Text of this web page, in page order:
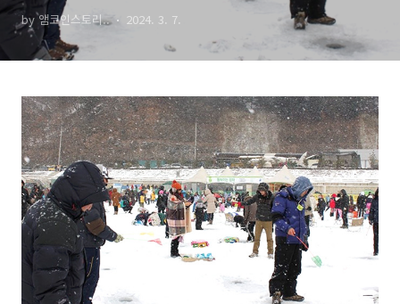
by 앰코인스토리.. 2024. 3. 7.